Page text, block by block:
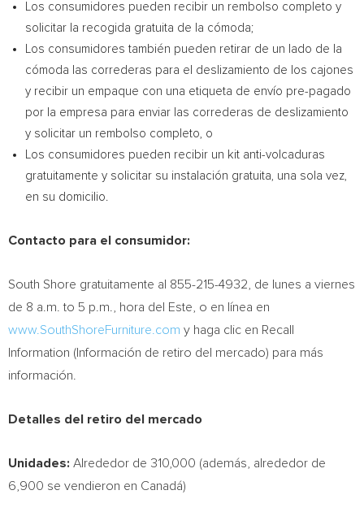
Los consumidores pueden recibir un rembolso completo y
solicitar la recogida gratuita de la cómoda;
Los consumidores también pueden retirar de un lado de la
cómoda las correderas para el deslizamiento de los cajones
y recibir un empaque con una etiqueta de envío pre-pagado
por la empresa para enviar las correderas de deslizamiento
y solicitar un rembolso completo, o
Los consumidores pueden recibir un kit anti-volcaduras
gratuitamente y solicitar su instalación gratuita, una sola vez,
en su domicilio.
Contacto para el consumidor:
South Shore gratuitamente al 855-215-4932, de lunes a viernes
de 8 a.m. to 5 p.m.
, hora del Este, o en línea en
www.SouthShoreFurniture.com y haga clic en Recall
Information (Información de retiro del mercado) para más
información.
Detalles del retiro del mercado
Unidades: Alrededor de 310,000 (además, alrededor de
6,900 se vendieron en Canadá)